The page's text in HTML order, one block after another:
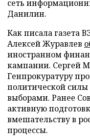
сеть
Данилин.
Как писала газета
Алексей Журавлев
иностранном
кампании. Сергей
Генпрокуратуру
политической
выборами. Ранее
активную
вмешательству в
процессы.